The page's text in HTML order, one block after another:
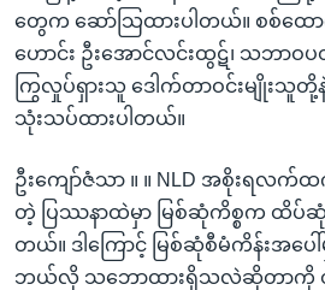
တွေက ဆော်သြထားပါတယ်။ စစ်ထေ
ဟောင်း ဦးအောင်လင်းထွဋ်၊ သဘာဝ
ကြွလှုပ်ရှားသူ ဒေါက်တာဝင်းမျိုးသူတို့
သုံးသပ်ထားပါတယ်။
ဦးကျော်ဇံသာ ။ ။ NLD အစိုးရလက်
တဲ့ ပြဿနာထဲမှာ မြစ်ဆုံကိစ္စက ထိပ်ဆုံ
တယ်။ ဒါကြောင့် မြစ်ဆုံစီမံကိန်းအ
ဘယ်လို သဘောထားရှိသလဲဆိုတာကို